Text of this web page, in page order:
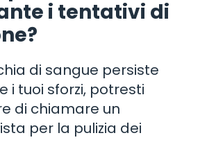
i tentativi di
di sangue persiste
i tuoi sforzi, potresti
di chiamare un
per la pulizia dei